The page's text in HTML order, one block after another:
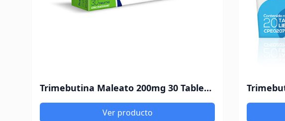
Trimebutina Maleato 200mg 30 Tabletas La Santé
Ver producto